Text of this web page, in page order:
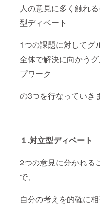
人の意見に多く触れ
型ディベート
1つの課題に対してグ
全体で解決に向かう
プワーク
の3つを行なっていき
１.対立型ディベート
2つの意見に分かれる
で、
自分の考えを的確に